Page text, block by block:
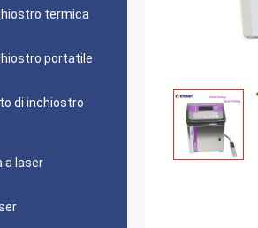
termica
portatile
di inchiostro
a laser